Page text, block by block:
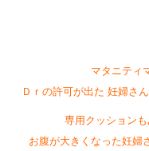
マタニティ
Ｄｒの許可が出た 妊婦さ
専用クッション
お腹が大きくなった妊婦